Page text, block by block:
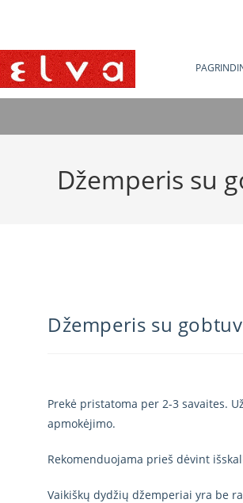
Džemperis su
Džemperis su
Prekė pristatoma per 2-3 savaites.
apmokėjimo.
Rekomenduojama prieš dėvint
Vaikiškų dydžių džemperiai yra be